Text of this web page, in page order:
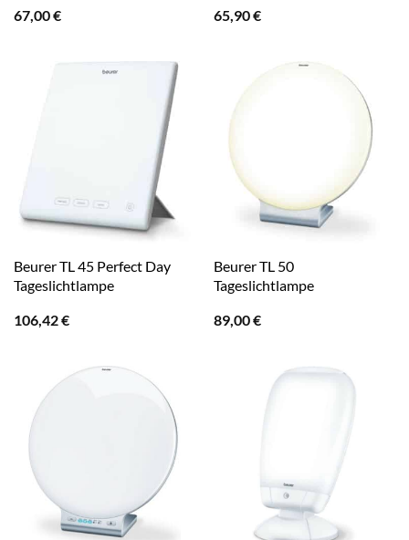
67,00€
65,90€
Beurer TL 45 Perfect Day
Tageslichtlampe
106,42€
Beurer TL 50
Tageslichtlampe
89,00€